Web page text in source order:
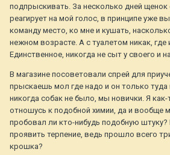
подпрыскивать. За несколько дней
реагирует на мой голос, в принципе уже
команду место, ко мне и кушать,
нежном возрасте. А с туалетом никак, где
Единственное, никогда не сыт у своего и
В магазине посоветовали спрей для
прыскаешь мол где надо и он только туда
никогда собак не было, мы новички. Я
отношусь к подобной химии, да и вообще
пробовал ли кто-нибудь подобную
проявить терпение, ведь прошло всего
крошка?